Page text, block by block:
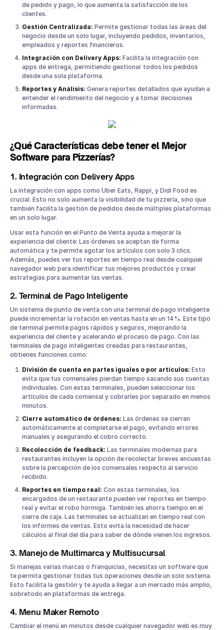
de pedido y pago, lo que aumenta la satisfacción de los
clientes.
Gestión Centralizada: Permite gestionar todas las áreas del
negocio desde un solo lugar, incluyendo pedidos, inventarios,
empleados y reportes financieros.
Integración con Delivery Apps: Facilita la integración con
apps de entrega, permitiendo gestionar todos los pedidos
desde una sola plataforma.
Reportes y Análisis: Genera reportes detallados que ayudan a
entender el rendimiento del negocio y a tomar decisiones
informadas.
¿Qué Características debe tener el Mejor
Software para Pizzerías?
1. Integración con Delivery Apps
La integración con apps como Uber Eats, Rappi, y Didi Food es
crucial. Esto no solo aumenta la visibilidad de tu pizzería, sino que
también facilita la gestión de pedidos desde múltiples plataformas
en un solo lugar.
Usar esta función en el Punto de Venta ayuda a mejorar la
experiencia del cliente: Las órdenes se aceptan de forma
automática y te permite agotar los artículos con solo 3 clics.
Además, puedes ver tus reportes en tiempo real desde cualquier
navegador web para identificar tus mejores productos y crear
estrategias para aumentar las ventas.
2. Terminal de Pago Inteligente
Un sistema de punto de venta con una terminal de pago inteligente
puede incrementar la rotación en ventas hasta en un 14%. Este tipo
de terminal permite pagos rápidos y seguros, mejorando la
experiencia del cliente y acelerando el proceso de pago. Con las
terminales de pago inteligentes creadas para restaurantes,
obtienes funciones como:
División de cuenta en partes iguales o por artículos: Esto
evita que tus comensales pierdan tiempo sacando sus cuentas
individuales. Con estas terminales, pueden seleccionar los
artículos de cada comensal y cobrarles por separado en menos
minutos.
Cierre automático de órdenes: Las órdenes se cierran
automáticamente al completarse el pago, evitando errores
manuales y asegurando el cobro correcto.
Recolección de feedback: Las terminales modernas para
restaurantes incluyen la opción de recolectar breves encuestas
sobre la percepción de los comensales respecto al servicio
recibido.
Reportes en tiempo real: Con estas terminales, los
encargados de un restaurante pueden ver reportes en tiempo
real y evitar el robo hormiga. También les ahorra tiempo en el
cierre de caja. Las terminales se actualizan en tiempo real con
los informes de ventas. Esto evita la necesidad de hacer
cálculos al final del día para saber de dónde vienen los ingresos.
3. Manejo de Multimarca y Multisucursal
Si manejas varias marcas o franquicias, necesitas un software que
te permita gestionar todas tus operaciones desde un solo sistema.
Esto facilita la gestión y te ayuda a llegar a un mercado más amplio,
sobretodo en plataformas de entrega.
4. Menu Maker Remoto
Cambiar el menú en minutos desde cualquier navegador web es muy